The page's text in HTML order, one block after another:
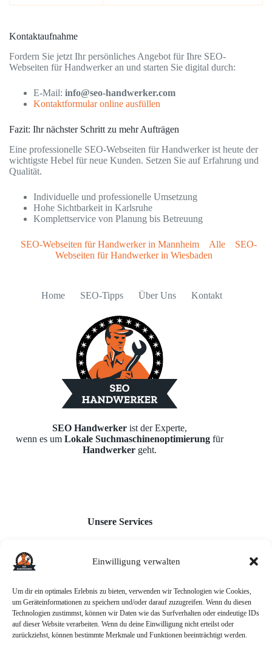
Einwilligung verwalten
Um dir ein optimales Erlebnis zu bieten, verwenden wir Technologien wie Cookies,
um Geräteinformationen zu speichern und/oder darauf zuzugreifen. Wenn du diesen
Technologien zustimmst, können wir Daten wie das Surfverhalten oder eindeutige IDs
auf dieser Website verarbeiten. Wenn du deine Einwilligung nicht erteilst oder
zurückziehst, können bestimmte Merkmale und Funktionen beeinträchtigt werden.
Kontaktaufnahme
Fordern Sie jetzt Ihr persönliches Angebot für Ihre SEO-
Webseiten für Handwerker an und starten Sie digital durch:
E-Mail: info@seo-handwerker.com
Kontaktformular online ausfüllen
Fazit: Ihr nächster Schritt zu mehr Aufträgen
Eine professionelle SEO-Webseiten für Handwerker ist heute der
wichtigste Hebel für neue Kunden. Setzen Sie auf Erfahrung und
Qualität.
Individuelle und professionelle Umsetzung
Hohe Sichtbarkeit in Karlsruhe
Komplettservice von Planung bis Betreuung
SEO-Webseiten für Handwerker in Mannheim Alle
SEO-
Webseiten für Handwerker in Wiesbaden
Home SEO-Tipps Über Uns Kontakt
SEO Handwerker ist der Experte,
wenn es umLokale Suchmaschinenoptimierung für
Handwerker geht.
Unsere Services
Webseiten für Handwerker
Google Unternehmensprofil
Backlink-Aufbau
AI-Chatbot